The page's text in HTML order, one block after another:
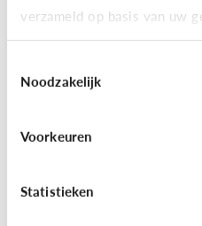
verzameld op basis van uw
Noodzakelijk
Voorkeuren
Statistieken
7 tips om met je
over nieuws